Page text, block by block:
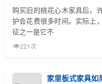
购买旧的桃花心木家具后，
护会花费很多时间。实际上
征之一是它不
221次
家里板式家具如